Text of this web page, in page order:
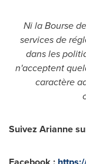
Ni la Bourse
services de
dans les
n'acceptent
caractère
Suivez Arianne